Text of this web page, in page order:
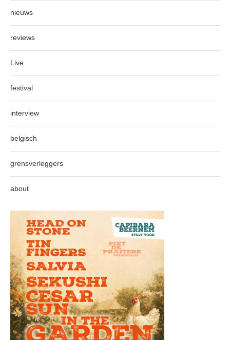
nieuws
reviews
Live
festival
interview
belgisch
grensverleggers
about